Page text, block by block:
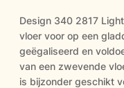
Design 340 2817
vloer voor op een
geëgaliseerd en
van een zwevende
is bijzonder geschikt